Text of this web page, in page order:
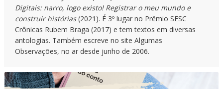
Digitais: narro, logo existo! Registrar o meu mundo e
construir histórias(2021). É 3º lugar no Prêmio SESC
Crônicas Rubem Braga (2017) e tem textos em diversas
antologias. Também escreve no site Algumas
Observações, no ar desde junho de 2006.